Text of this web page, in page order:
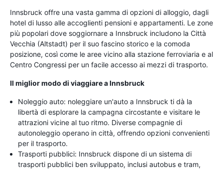
Innsbruck offre una vasta gamma di opzioni di alloggio, dagli
hotel di lusso alle accoglienti pensioni e appartamenti. Le zone
più popolari dove soggiornare a Innsbruck includono la Città
Vecchia (Altstadt) per il suo fascino storico e la comoda
posizione, così come le aree vicino alla stazione ferroviaria e al
Centro Congressi per un facile accesso ai mezzi di trasporto.
Il miglior modo di viaggiare a Innsbruck
Noleggio auto: noleggiare un'auto a Innsbruck ti dà la
libertà di esplorare la campagna circostante e visitare le
attrazioni vicine al tuo ritmo. Diverse compagnie di
autonoleggio operano in città, offrendo opzioni convenienti
per il trasporto.
Trasporti pubblici: Innsbruck dispone di un sistema di
trasporti pubblici ben sviluppato, inclusi autobus e tram,